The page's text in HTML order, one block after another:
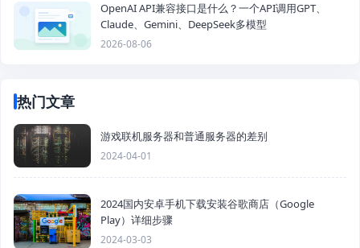
OpenAI API兼容接口是什么？一个API调用GPT、
Claude、Gemini、DeepSeek多模型
2026-08-06
热门文章
游戏联机服务器和普通服务器的差别
2024-04-01
2024国内安卓手机下载安装谷歌商店（Google
Play）详细步骤
2024-03-03